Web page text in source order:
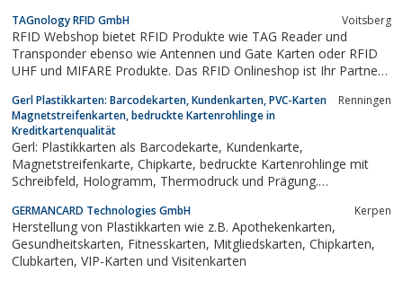
stehen wir für gesamtheitliche Lösungen für Sicherheit, Komfort
und Organisation bei Zutritt zu...
TAGnology RFID GmbH Voitsberg
RFID Webshop bietet RFID Produkte wie TAG Reader und
Transponder ebenso wie Antennen und Gate Karten oder RFID
UHF und MIFARE Produkte. Das RFID Onlineshop ist Ihr Partner
Gerl Plastikkarten: Barcodekarten, Kundenkarten, PVC-Karten
Magnetstreifenkarten, bedruckte Kartenrohlinge in
Kreditkartenqualität
Renningen
Gerl: Plastikkarten als Barcodekarte, Kundenkarte,
Magnetstreifenkarte, Chipkarte, bedruckte Kartenrohlinge mit
Schreibfeld, Hologramm, Thermodruck und Prägung.
GERMANCARD Technologies GmbH Kerpen
Herstellung von Plastikkarten wie z.B. Apothekenkarten,
Gesundheitskarten, Fitnesskarten, Mitgliedskarten, Chipkarten,
Clubkarten, VIP-Karten und Visitenkarten